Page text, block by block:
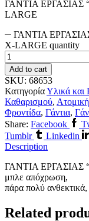
ΓΑΝΤΙΑ ΕΡΓΑΣΙΑΣ
LARGE
ΓΑΝΤΙΑ
X-LARGE quantity
Add to cart
SKU: 68653
ΚατηγορίαΥλικά και
Καθαρισμού, Ατομική
Φροντίδα, Γάντια,
Share: Facebook
Tumblr
Linkedin
Description
ΓΑΝΤΙΑ ΕΡΓΑΣΙΑΣ
μπλε απόχρωση,
πάρα πολύ ανθεκτικά,
Related